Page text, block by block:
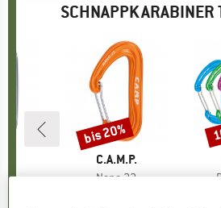
SCHNAPPKARABINER
MARKE
C.A.M.P.
Artikel
Nano 22
Rabatt
bis 20%